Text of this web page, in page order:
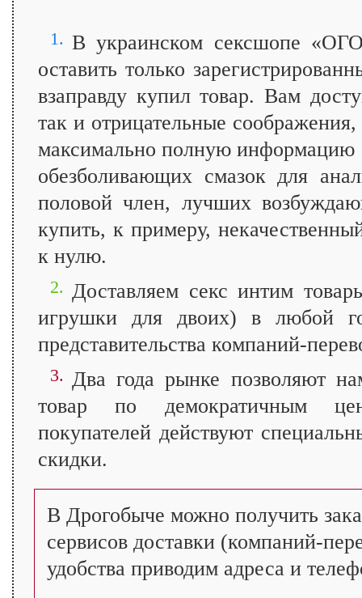
1. В украинском сексшопе
оставить только
взаправду купил товар. Вам
так и отрицательные
максимально полную информацию
обезболивающих смазок для
половой член, лучших
купить, к примеру,
к нулю.
2. Доставляем секс интим
игрушки для двоих) в любой
представительства компаний-
3. Два года рынке позволяют
товар по демократичным
покупателей действуют
скидки.
В Дрогобыче можно получить
сервисов доставки (компаний-
удобства приводим адреса и